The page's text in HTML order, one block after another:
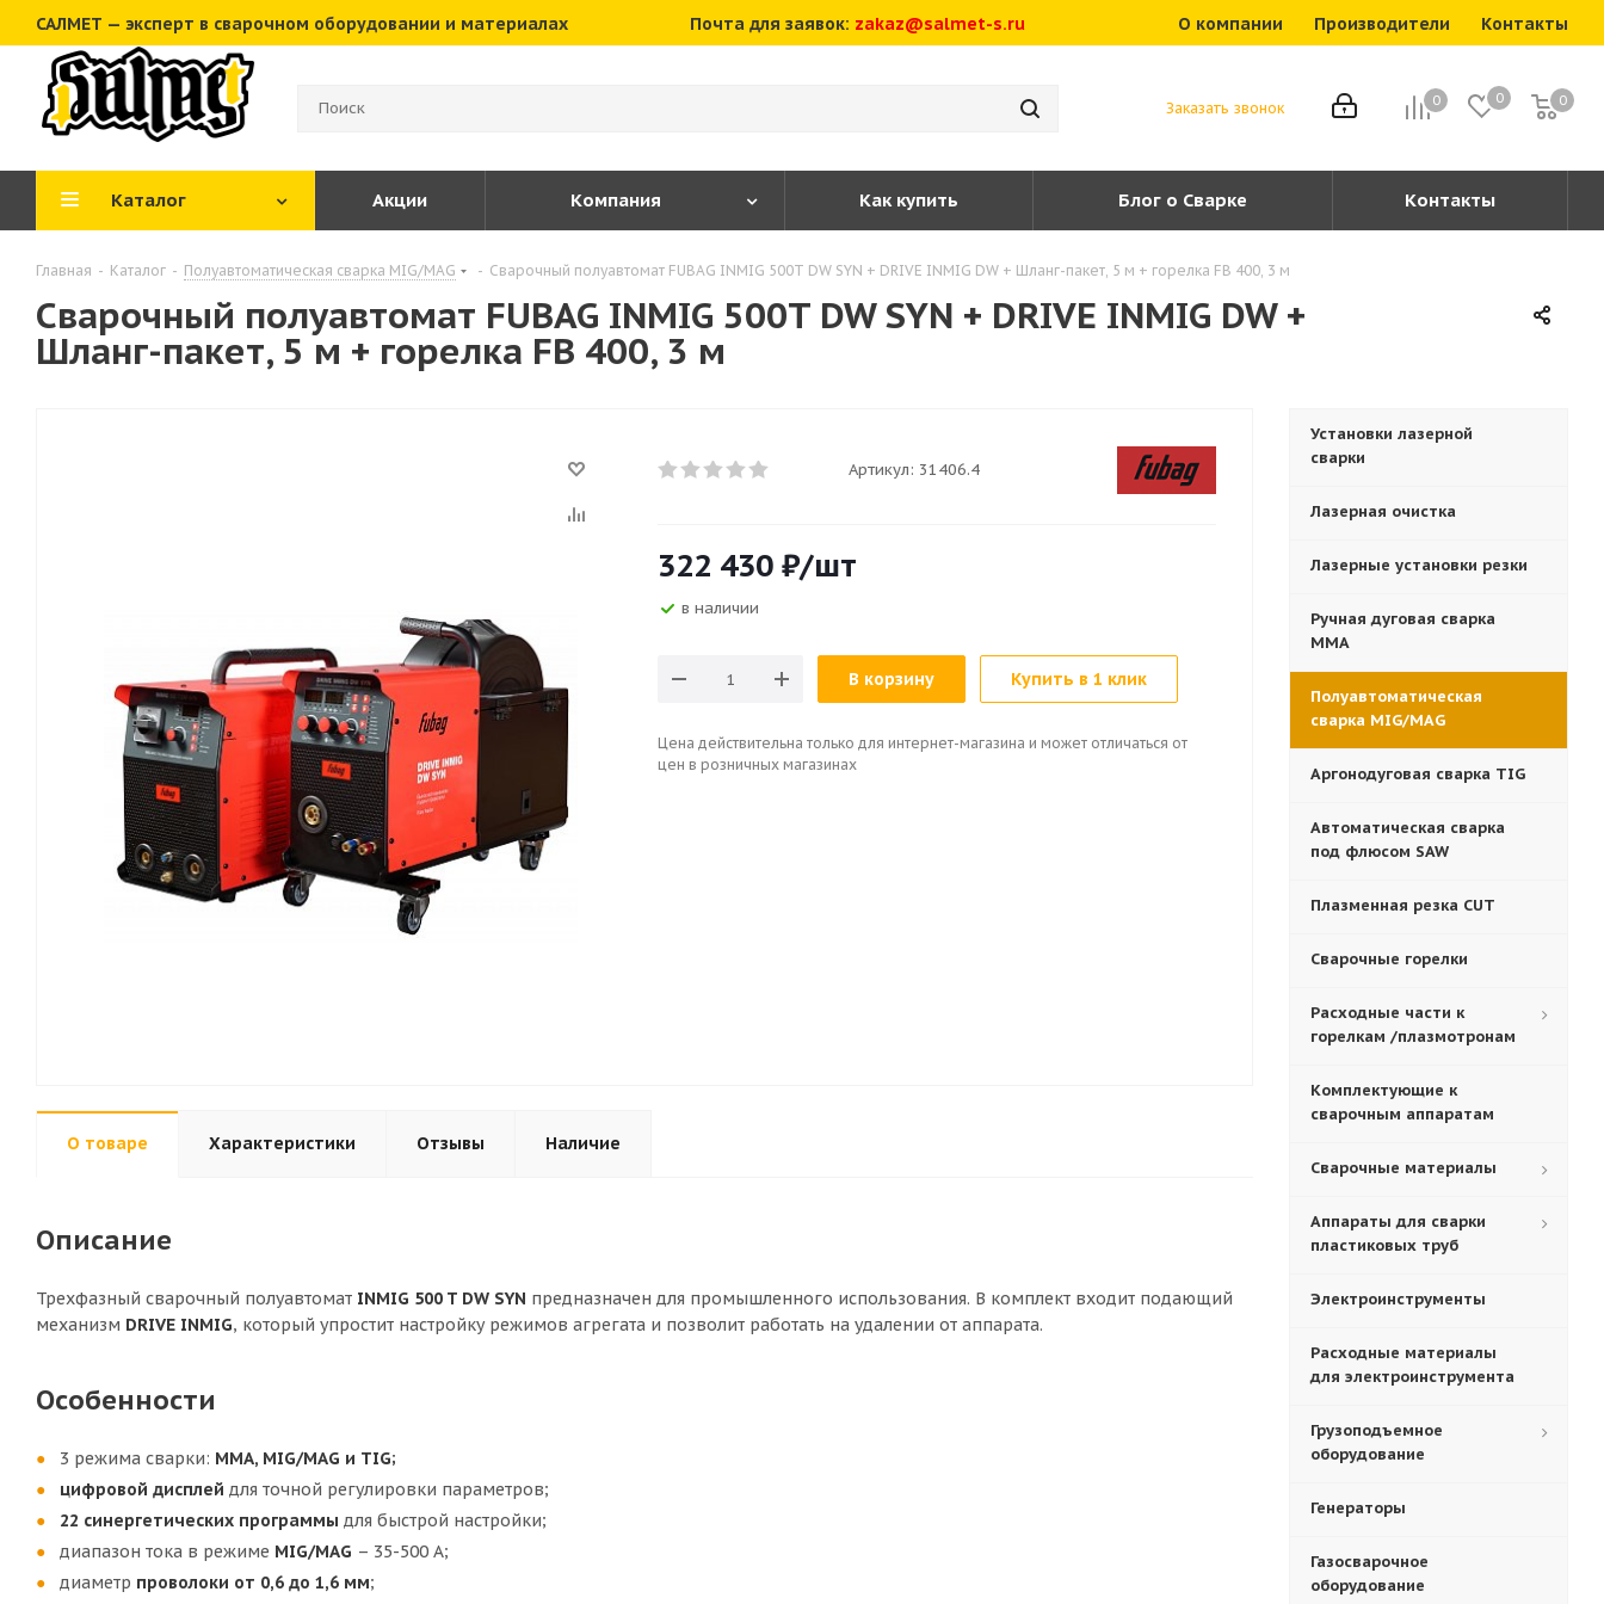
САЛМЕТ — эксперт в сварочном оборудовании и материалах Почта для заявок: zakaz@salmet-s.ru О компании Производители Контакты
0 0 0
0
Заказать звонок
Каталог Акции Компания Как купить Блог о Сварке Контакты
Главная - Каталог - Полуавтоматическая сварка MIG/MAG - Сварочный полуавтомат FUBAG INMIG 500T DW SYN + DRIVE INMIG DW + Шланг-пакет, 5 м + горелка FB 400, 3 м
Сварочный полуавтомат FUBAG INMIG 500T DW SYN + DRIVE INMIG DW +
Шланг-пакет, 5 м + горелка FB 400, 3 м
Артикул: 31406.4
322 430 ₽/шт
в наличии
В корзину Купить в 1 клик
Цена действительна только для интернет-магазина и может отличаться от
цен в розничных магазинах
О товаре Характеристики Отзывы Наличие
Описание
Трехфазный сварочный полуавтомат INMIG 500 T DW SYN предназначен для промышленного использования. В комплект входит подающий
механизм DRIVE INMIG, который упростит настройку режимов агрегата и позволит работать на удалении от аппарата.
Особенности
3 режима сварки: MMA, MIG/MAG и TIG;
цифровой дисплей для точной регулировки параметров;
22 синергетических программы для быстрой настройки;
диапазон тока в режиме MIG/MAG – 35-500 А;
диаметр проволоки от 0,6 до 1,6 мм;
Установки лазерной
сварки
Лазерная очистка
Лазерные установки резки
Ручная дуговая сварка
MMA
Полуавтоматическая
сварка MIG/MAG
Аргонодуговая сварка TIG
Автоматическая сварка
под флюсом SAW
Плазменная резка CUT
Сварочные горелки
Расходные части к
горелкам /плазмотронам
Комплектующие к
сварочным аппаратам
Сварочные материалы
Аппараты для сварки
пластиковых труб
Электроинструменты
Расходные материалы
для электроинструмента
Грузоподъемное
оборудование
Генераторы
Газосварочное
оборудование